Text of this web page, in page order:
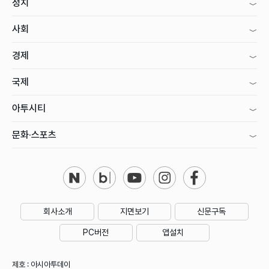
정치
사회
경제
국제
아투시티
문화·스포츠
회사소개 지면보기 신문구독
PC버전 앱설치
제호 : 아시아투데이